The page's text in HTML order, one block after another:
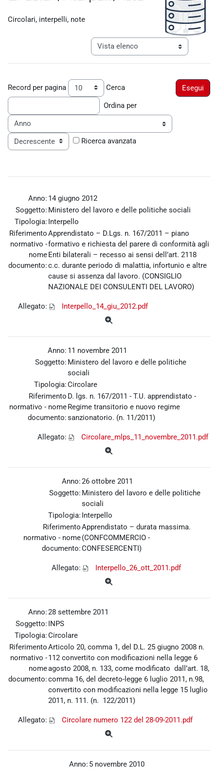
Circolari, interpelli, note
Navigazione terziaria modalità
Record per pagina Cerca
Ordina per
Ricerca avanzata
Anno: 14 giugno 2012
Soggetto: Ministero del lavoro e delle politiche sociali
Tipologia: Interpello
Riferimento
normativo -
nome
documento:
Apprendistato – D.Lgs. n. 167/2011 – piano
formativo e richiesta del parere di conformità agli
Enti bilaterali – recesso ai sensi dell’art. 2118
c.c. durante periodo di malattia, infortunio e altre
cause si assenza dal lavoro. (CONSIGLIO
NAZIONALE DEI CONSULENTI DEL LAVORO)
Allegato: Interpello_14_giu_2012.pdf
Anno: 11 novembre 2011
Soggetto: Ministero del lavoro e delle politiche
sociali
Tipologia:Circolare
Riferimento
normativo - nome
documento:
D. lgs. n. 167/2011 - T.U. apprendistato -
Regime transitorio e nuovo regime
sanzionatorio. (n. 11/2011)
Allegato: Circolare_mlps_11_novembre_2011.pdf
Anno:26 ottobre 2011
Soggetto: Ministero del lavoro e delle politiche
sociali
Tipologia: Interpello
Riferimento
normativo - nome
documento:
Apprendistato – durata massima.
(CONFCOMMERCIO -
CONFESERCENTI)
Allegato: Interpello_26_ott_2011.pdf
Anno:28 settembre 2011
Soggetto: INPS
Tipologia:Circolare
Riferimento
normativo -
nome
documento:
Articolo 20, comma 1, del D.L. 25 giugno 2008 n.
112 convertito con modificazioni nella legge 6
agosto 2008, n. 133, come modificato dall’art. 18,
comma 16, del decreto-legge 6 luglio 2011, n.98,
convertito con modificazioni nella legge 15 luglio
2011, n. 111. (n. 122/2011)
Allegato: Circolare numero 122 del 28-09-2011.pdf
Anno: 5 novembre 2010